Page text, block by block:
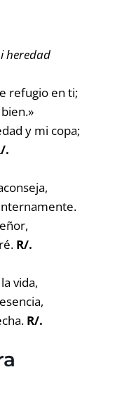
heredad
refugio en ti;
y mi copa;
.
R/.
vida,
R/.